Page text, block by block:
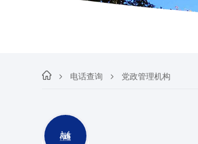
电话查询 党政管理机构